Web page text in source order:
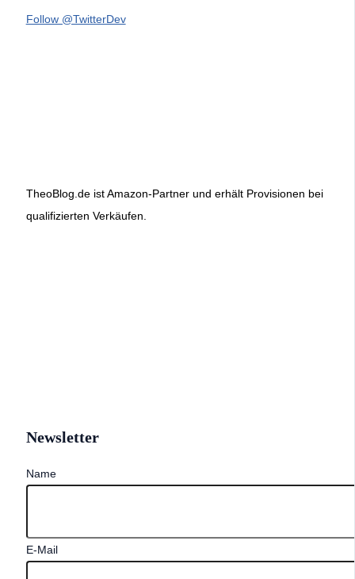
Follow @TwitterDev
TheoBlog.de ist Amazon-Partner und erhält Provisionen bei
qualifizierten Verkäufen.
Newsletter
Name
E-Mail